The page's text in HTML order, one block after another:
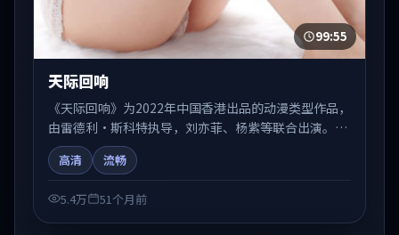
99:55
天际回响
《天际回响》为2022年中国香港出品的动漫类型作品，
由雷德利·斯科特执导，刘亦菲、杨紫等联合出演。剧
情在人物弧光与节奏推进中展开，兼具叙事张力与视听
质感。适合关注国产在线观看、热播国产剧与院线佳片
高清 流畅
5.4万 51个月前